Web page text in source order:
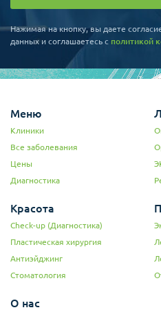
Нажимая на кнопку, вы даете
данных и соглашаетесь c политикой
Меню
Клиники
Все заболевания
Цены
Диагностика
Красота
Check-up (Диагностика)
Пластическая хирургия
Антиэйджинг
Стоматология
О нас